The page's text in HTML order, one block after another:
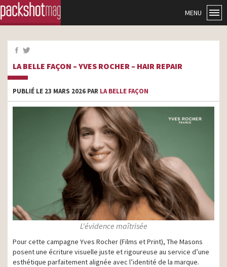
MENU
LA BELLE FAÇON – YVES ROCHER – HAIR REPAIR
PUBLIÉ LE 23 MARS 2026 PAR LA BELLE FAÇON
L'évidence maîtrisée
Pour cette campagne Yves Rocher (Films et Print), The Masons
posent une écriture visuelle juste et rigoureuse au service d’une
esthétique parfaitement alignée avec l’identité de la marque.